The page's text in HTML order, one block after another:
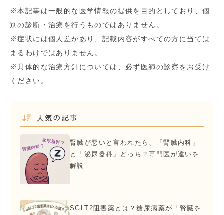
※本記事は一般的な医学情報の提供を目的としており、個
別の診断・治療を行うものではありません。
※症状には個人差があり、記載内容がすべての方に当ては
まるわけではありません。
※具体的な治療方針については、必ず医師の診察をお受け
ください。
人気の記事
腎臓が悪いと言われたら、「腎臓内科」
と「泌尿器科」どっち？専門医が違いを
解説
SGLT2阻害薬とは？糖尿病薬が「腎臓を